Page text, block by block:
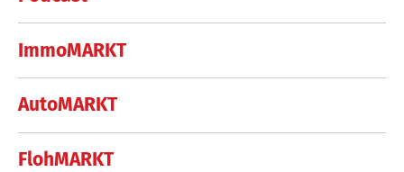
ImmoMARKT
AutoMARKT
FlohMARKT